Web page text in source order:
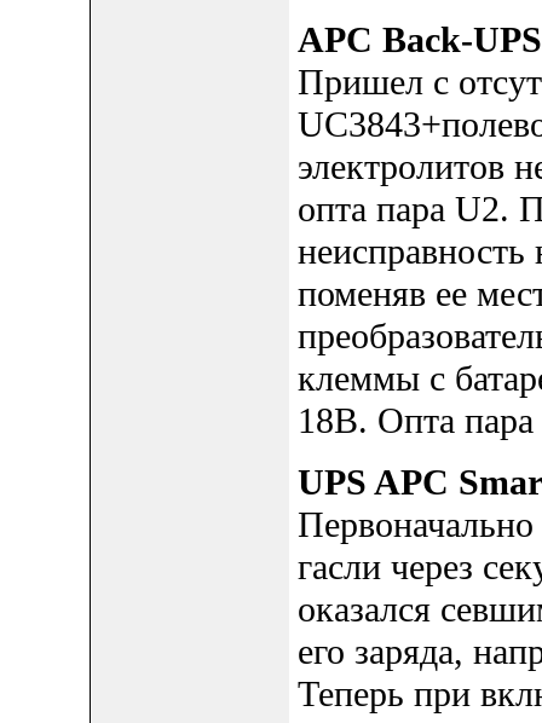
APC Back-
Пришел с
электролитов
опта пара U2.
поменяв ее
клеммы с
18В. Опта
UPS APC
гасли через
оказался
его заряда,
Теперь при